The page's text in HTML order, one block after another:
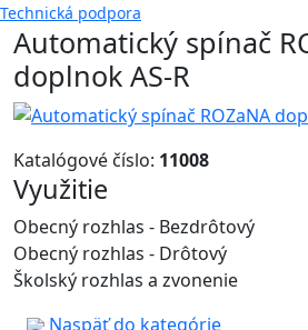
Technická podpora
Automatický spínač
doplnok AS-R
Katalógové číslo: 11008
Využitie
Obecný rozhlas - Bezdrôtový
Obecný rozhlas - Drôtový
Školský rozhlas a zvonenie
Naspäť do kategórie